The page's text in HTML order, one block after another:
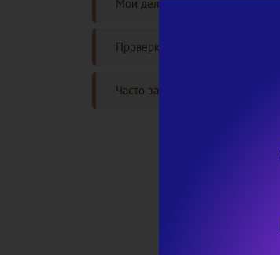
Мои дела
Проверка статуса дела
Часто задаваемые вопросы